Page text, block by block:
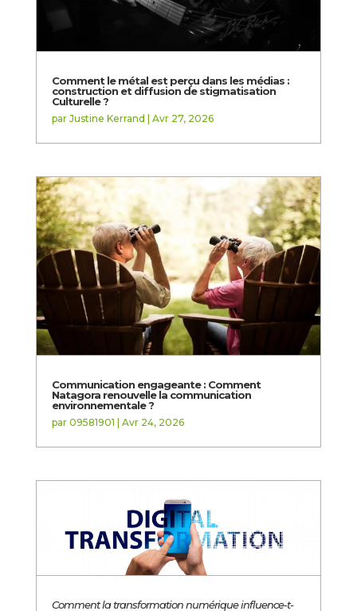
Comment le métal est perçu dans les médias :
construction et diffusion de stigmatisation
Culturelle ?
par Justine Kerrand | Avr 27, 2026
Communication engageante : Comment
Natagora renouvelle la communication
environnementale ?
par 09581901 | Avr 24, 2026
Comment la transformation numérique influence-t-